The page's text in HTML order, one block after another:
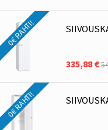
0€ RAHTI!
335,88 €
0€ RAHTI!